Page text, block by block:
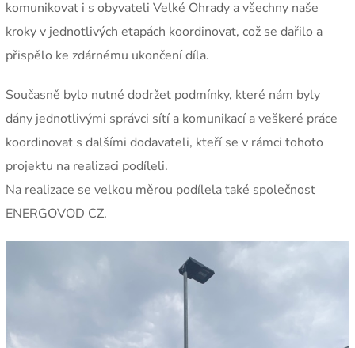
komunikovat i s obyvateli Velké Ohrady a všechny naše
kroky v jednotlivých etapách koordinovat, což se dařilo a
přispělo ke zdárnému ukončení díla.
Současně bylo nutné dodržet podmínky, které nám byly
dány jednotlivými správci sítí a komunikací a veškeré práce
koordinovat s dalšími dodavateli, kteří se v rámci tohoto
projektu na realizaci podíleli.
Na realizace se velkou měrou podílela také společnost
ENERGOVOD CZ.